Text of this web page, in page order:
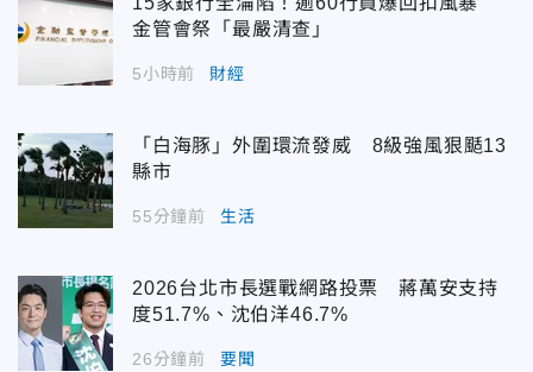
金管會祭「最嚴清查」
5小時前 財經
「白海豚」外圍環流發威 8級強風狠颳13
縣市
55分鐘前 生活
2026台北市長選戰網路投票 蔣萬安支持
度51.7%、沈伯洋46.7%
26分鐘前 要聞